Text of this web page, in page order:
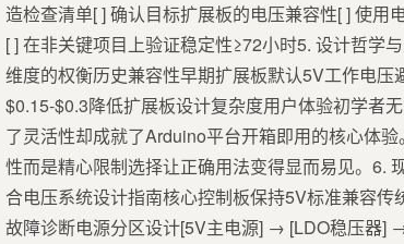
造检查清单[ ] 确认目标扩展板的电压兼容性[ ] 使
[ ] 在非关键项目上验证稳定性≥72小时5. 设计哲学
维度的权衡历史兼容性早期扩展板默认5V工作电
$0.15-$0.3降低扩展板设计复杂度用户体验初学者
了灵活性却成就了Arduino平台开箱即用的核心体
性而是精心限制选择让正确用法变得显而易见。6.
合电压系统设计指南核心控制板保持5V标准兼容
故障诊断电源分区设计[5V主电源] → [LDO稳压器